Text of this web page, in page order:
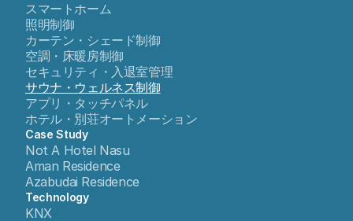
スマートホーム
照明制御
カーテン・シェード制御
空調・床暖房制御
セキュリティ・入退室管理
サウナ・ウェルネス制御
アプリ・タッチパネル
ホテル・別荘オートメーション
Case Study
Not A Hotel Nasu
Aman Residence
Azabudai Residence
Technology
KNX